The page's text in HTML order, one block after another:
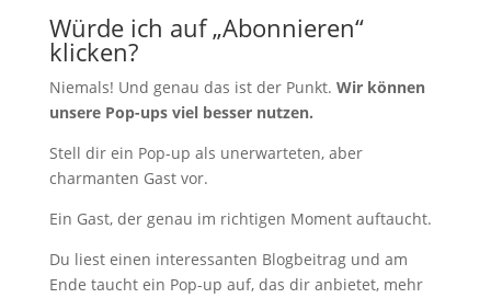
Würde ich auf „Abonnieren“
klicken?
Niemals! Und genau das ist der Punkt. Wir können
unsere Pop-ups viel besser nutzen.
Stell dir ein Pop-up als unerwarteten, aber
charmanten Gast vor.
Ein Gast, der genau im richtigen Moment auftaucht.
Du liest einen interessanten Blogbeitrag und am
Ende taucht ein Pop-up auf, das dir anbietet, mehr